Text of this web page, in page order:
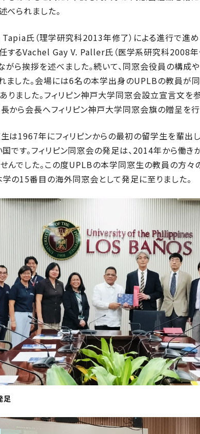
べられました。
氏（理学研究科2013年修了）による進行で進め
るVachel Gay V. Paller氏（医学系研究科2008年
ら挨拶を述べました。続いて、同窓会役員の構成
した。会場には6名の本学出身のUPLBの教員が同
りました。フィリピン神戸大学同窓会設立宣言文
から会長へフィリピン神戸大学同窓会旗の贈呈を行
は1967年にフィリピンからの最初の留学生を輩出
です。フィリピン同窓会の発足は、2014年から働
んでした。この度UPLBの本学同窓生の教員の方々
の15番目の海外同窓会として発足に至りました。
足